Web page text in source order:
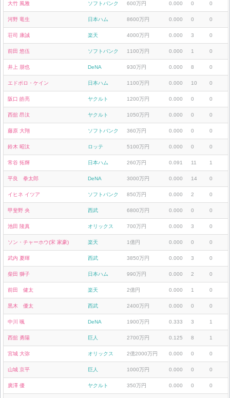
大竹 風雅 ソフトバンク 600万円 0.000 0 0
河野 竜生 日本ハム 8600万円 0.000 0 0
荘司 康誠 楽天 4000万円 0.000 3 0
前田 悠伍 ソフトバンク 1100万円 0.000 1 0
井上 朋也 DeNA 930万円 0.000 8 0
エドポロ・ケイン 日本ハム 1100万円 0.000 10 0
阪口 皓亮 ヤクルト 1200万円 0.000 0 0
西舘 昂汰 ヤクルト 1050万円 0.000 0 0
藤原 大翔 ソフトバンク 360万円 0.000 0 0
鈴木 昭汰 ロッテ 5100万円 0.000 0 0
常谷 拓輝 日本ハム 260万円 0.091 11 1
平良 拳太郎 DeNA 3000万円 0.000 14 0
イヒネ イツア ソフトバンク 850万円 0.000 2 0
甲斐野 央 西武 6800万円 0.000 0 0
池田 陵真 オリックス 700万円 0.000 3 0
ソン・チャーホウ(宋 家豪) 楽天 1億円 0.000 0 0
武内 夏暉 西武 3850万円 0.000 3 0
柴田 獅子 日本ハム 990万円 0.000 2 0
前田 健太 楽天 2億円 0.000 1 0
黒木 優太 西武 2400万円 0.000 0 0
中川 颯 DeNA 1900万円 0.333 3 1
西舘 勇陽 巨人 2700万円 0.125 8 1
宮城 大弥 オリックス 2億2000万円 0.000 0 0
山城 京平 巨人 1000万円 0.000 0 0
廣澤 優 ヤクルト 350万円 0.000 0 0